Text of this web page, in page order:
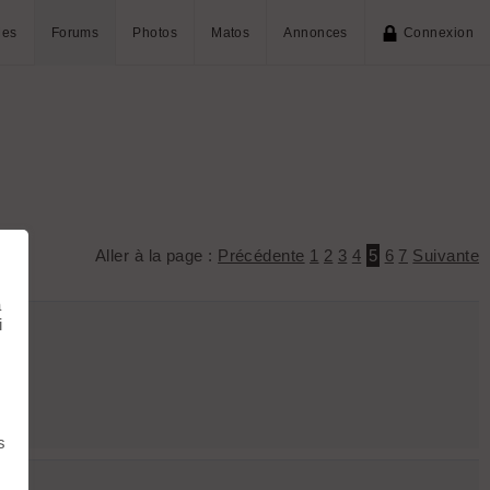
Forums Photos Matos Annonces Connexion
Aller à la page : Précédente 1 2 3 4 5 6 7 Suivante